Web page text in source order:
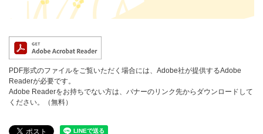
PDF形式のファイルをご覧いただく場合には、Adobe社が提供するAdobe
Readerが必要です。
Adobe Readerをお持ちでない方は、バナーのリンク先からダウンロードして
ください。（無料）